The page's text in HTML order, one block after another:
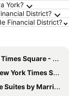
York?
District?
Financial District?
- A Generator Hotel
Times Square Hotel
York Long Island City/Manhattan View